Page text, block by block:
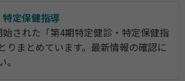
定保健指導
された「第4期特定健診・特定保健指
りまとめています。最新情報の確認に
。